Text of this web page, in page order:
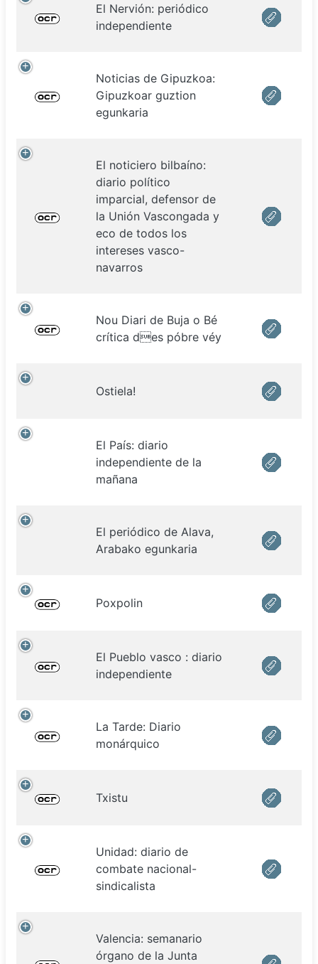
El Nervión: periódico
independiente
Noticias de Gipuzkoa:
Gipuzkoar guztion
egunkaria
El noticiero bilbaíno:
diario político
imparcial, defensor de
la Unión Vascongada y
eco de todos los
intereses vasco-
navarros
Nou Diari de Buja o Bé
crítica des póbre véy
Ostiela!
El País: diario
independiente de la
mañana
El periódico de Alava,
Arabako egunkaria
Poxpolin
El Pueblo vasco : diario
independiente
La Tarde: Diario
monárquico
Txistu
Unidad: diario de
combate nacional-
sindicalista
Valencia: semanario
órgano de la Junta